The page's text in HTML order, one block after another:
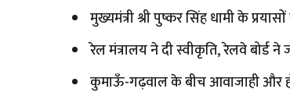
मुख्यमंत्री श्री पुष्कर सिंह धामी के
रेल मंत्रालय ने दी स्वीकृति, रेलवे बोर्ड
कुमाऊँ-गढ़वाल के बीच आवाजाही और